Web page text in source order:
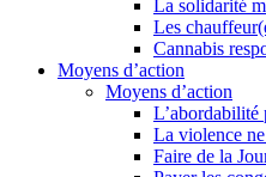
La solidarité
Les
Cannabis
Moyens d’action
Moyens d’action
L’abordabilité
La violence
Faire de la